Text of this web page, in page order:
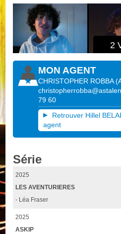
2
MON AGENT
CHRISTOPHER ROBBA (
79 60
Retrouver Hillel
agent
Série
2025
LES AVENTURIERES
- Léa Fraser
2025
ASKIP